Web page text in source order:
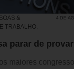
&
TRABALHO,
4 DE
parar de
maiores